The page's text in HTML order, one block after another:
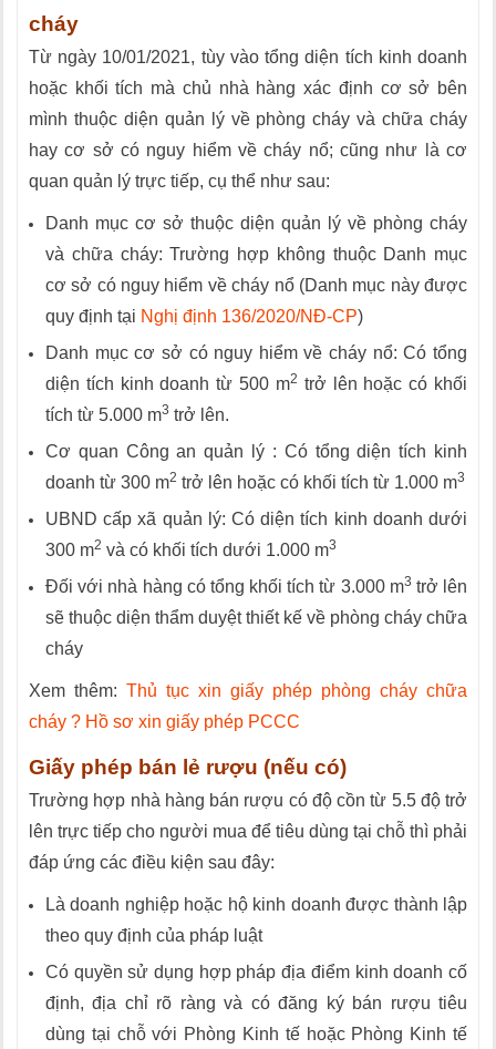
cháy
Từ ngày 10/01/2021, tùy vào tổng diện tích kinh doanh
hoặc khối tích mà chủ nhà hàng xác định cơ sở bên
mình thuộc diện quản lý về phòng cháy và chữa cháy
hay cơ sở có nguy hiểm về cháy nổ; cũng như là cơ
quan quản lý trực tiếp, cụ thể như sau:
Danh mục cơ sở thuộc diện quản lý về phòng cháy
và chữa cháy: Trường hợp không thuộc Danh mục
cơ sở có nguy hiểm về cháy nổ (Danh mục này được
quy định tại Nghị định 136/2020/NĐ-CP)
Danh mục cơ sở có nguy hiểm về cháy nổ: Có tổng
diện tích kinh doanh từ 500 m2 trở lên hoặc có khối
tích từ 5.000 m3 trở lên.
Cơ quan Công an quản lý : Có tổng diện tích kinh
doanh từ 300 m2 trở lên hoặc có khối tích từ 1.000 m3
UBND cấp xã quản lý: Có diện tích kinh doanh dưới
300 m2 và có khối tích dưới 1.000 m3
Đối với nhà hàng có tổng khối tích từ 3.000 m3 trở lên
sẽ thuộc diện thẩm duyệt thiết kế về phòng cháy chữa
cháy
Xem thêm: Thủ tục xin giấy phép phòng cháy chữa
cháy ? Hồ sơ xin giấy phép PCCC
Giấy phép bán lẻ rượu (nếu có)
Trường hợp nhà hàng bán rượu có độ cồn từ 5.5 độ trở
lên trực tiếp cho người mua để tiêu dùng tại chỗ thì phải
đáp ứng các điều kiện sau đây:
Là doanh nghiệp hoặc hộ kinh doanh được thành lập
theo quy định của pháp luật
Có quyền sử dụng hợp pháp địa điểm kinh doanh cố
định, địa chỉ rõ ràng và có đăng ký bán rượu tiêu
dùng tại chỗ với Phòng Kinh tế hoặc Phòng Kinh tế